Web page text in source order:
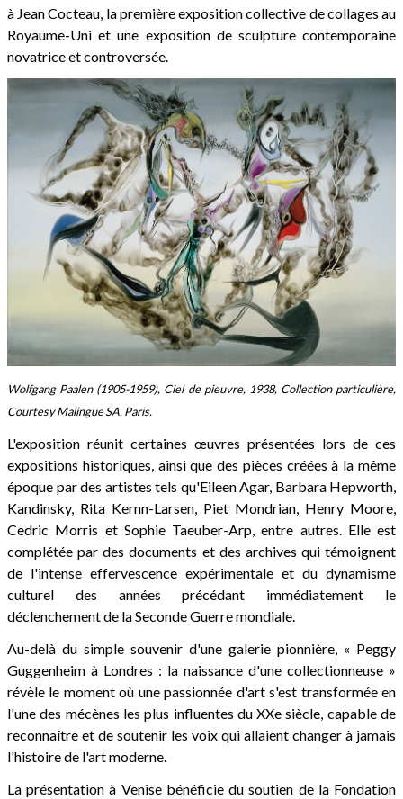
à Jean Cocteau, la première exposition collective de collages au
Royaume-Uni et une exposition de sculpture contemporaine
novatrice et controversée.
Wolfgang Paalen (1905-1959), Ciel de pieuvre, 1938, Collection particulière,
Courtesy Malingue SA, Paris.
L'exposition réunit certaines œuvres présentées lors de ces
expositions historiques, ainsi que des pièces créées à la même
époque par des artistes tels qu'Eileen Agar, Barbara Hepworth,
Kandinsky, Rita Kernn-Larsen, Piet Mondrian, Henry Moore,
Cedric Morris et Sophie Taeuber-Arp, entre autres. Elle est
complétée par des documents et des archives qui témoignent
de l'intense effervescence expérimentale et du dynamisme
culturel des années précédant immédiatement le
déclenchement de la Seconde Guerre mondiale.
Au-delà du simple souvenir d'une galerie pionnière, « Peggy
Guggenheim à Londres : la naissance d'une collectionneuse »
révèle le moment où une passionnée d'art s'est transformée en
l'une des mécènes les plus influentes du XXe siècle, capable de
reconnaître et de soutenir les voix qui allaient changer à jamais
l'histoire de l'art moderne.
La présentation à Venise bénéficie du soutien de la Fondation